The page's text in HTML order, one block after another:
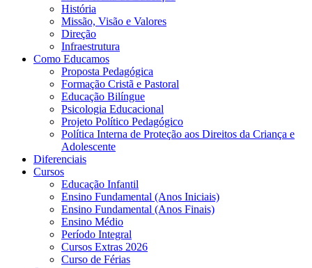
História
Missão, Visão e Valores
Direção
Infraestrutura
Como Educamos
Proposta Pedagógica
Formação Cristã e Pastoral
Educação Bilíngue
Psicologia Educacional
Projeto Político Pedagógico
Política Interna de Proteção aos Direitos da Criança e
Adolescente
Diferenciais
Cursos
Educação Infantil
Ensino Fundamental (Anos Iniciais)
Ensino Fundamental (Anos Finais)
Ensino Médio
Período Integral
Cursos Extras 2026
Curso de Férias